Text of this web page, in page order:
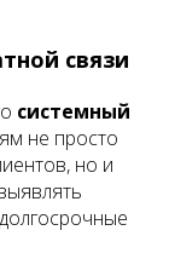
связи
системный
не просто
но и